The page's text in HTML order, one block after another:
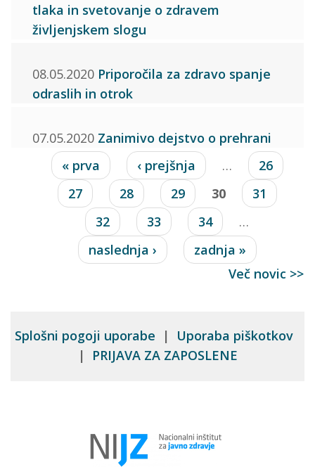
tlaka in svetovanje o zdravem
življenjskem slogu
08.05.2020 Priporočila za zdravo spanje
odraslih in otrok
07.05.2020 Zanimivo dejstvo o prehrani
Strani« prva ‹ prejšnja …
26
27
28 29 30
31
32
33 34
…
naslednja ›
zadnja »
Več novic >>
Splošni pogoji uporabe | Uporaba piškotkov
|
PRIJAVA ZA ZAPOSLENE